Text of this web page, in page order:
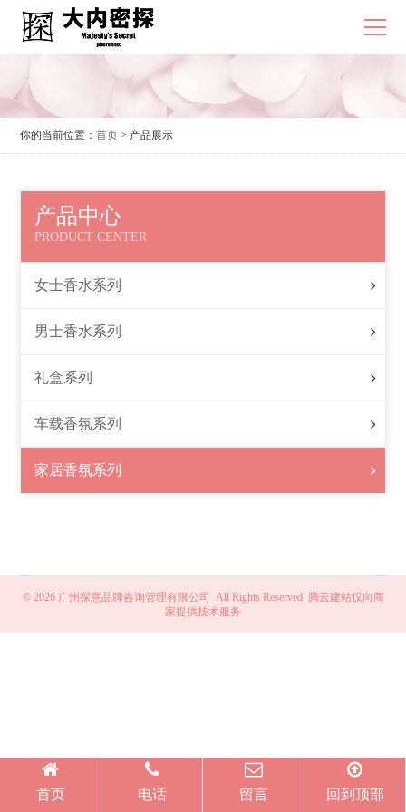
你的当前位置：首页 > 产品展示
产品中心
PRODUCT CENTER
女士香水系列
男士香水系列
礼盒系列
车载香氛系列
家居香氛系列
© 2026 广州探意品牌咨询管理有限公司 All Rights Reserved. 腾云建站仅向商
家提供技术服务
首页 电话 留言 回到顶部